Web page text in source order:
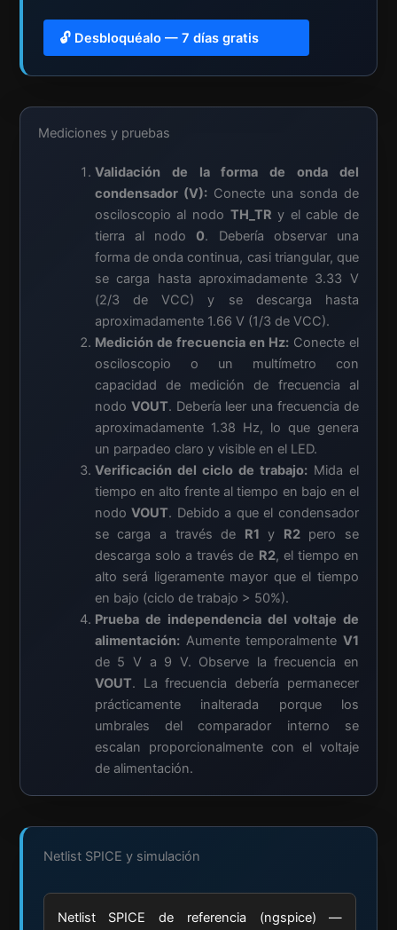
🔓 Desbloquéalo — 7 días gratis
Mediciones y pruebas
Validación de la forma de onda del
condensador (V):Conecte una sonda de
osciloscopio al nodo TH_TR y el cable de
tierra al nodo0. Debería observar una
forma de onda continua, casi triangular, que
se carga hasta aproximadamente 3.33 V
(2/3 de VCC) y se descarga hasta
aproximadamente 1.66 V (1/3 de VCC).
Medición de frecuencia en Hz:Conecte el
osciloscopio o un multímetro con
capacidad de medición de frecuencia al
nodo VOUT. Debería leer una frecuencia de
aproximadamente 1.38 Hz, lo que genera
un parpadeo claro y visible en el LED.
Verificación del ciclo de trabajo:Mida el
tiempo en alto frente al tiempo en bajo en el
nodoVOUT. Debido a que el condensador
se carga a través de R1 y R2pero se
descarga solo a través de R2, el tiempo en
alto será ligeramente mayor que el tiempo
en bajo (ciclo de trabajo > 50%).
Prueba de independencia del voltaje de
alimentación:Aumente temporalmente V1
de 5 V a 9 V. Observe la frecuencia en
VOUT. La frecuencia debería permanecer
prácticamente inalterada porque los
umbrales del comparador interno se
escalan proporcionalmente con el voltaje
de alimentación.
Netlist SPICE y simulación
Netlist SPICE de referencia (ngspice) —